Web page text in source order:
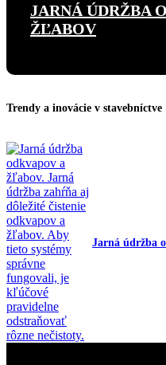
JARNÁ ÚDRŽBA
ŽĽABOV
Trendy a inovácie v stavebníctve
Jarná údržba